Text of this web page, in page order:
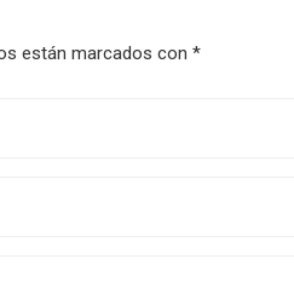
están marcados con *